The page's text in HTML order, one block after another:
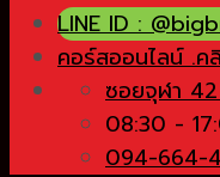
LINE ID :
คอร์สออนไลน์ .ค
ซอยจุฬา
08:30 -
094-664-